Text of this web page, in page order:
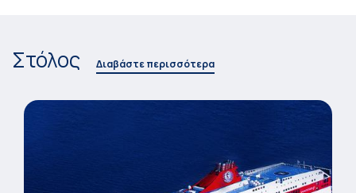
Στόλος Διαβάστε περισσότερα